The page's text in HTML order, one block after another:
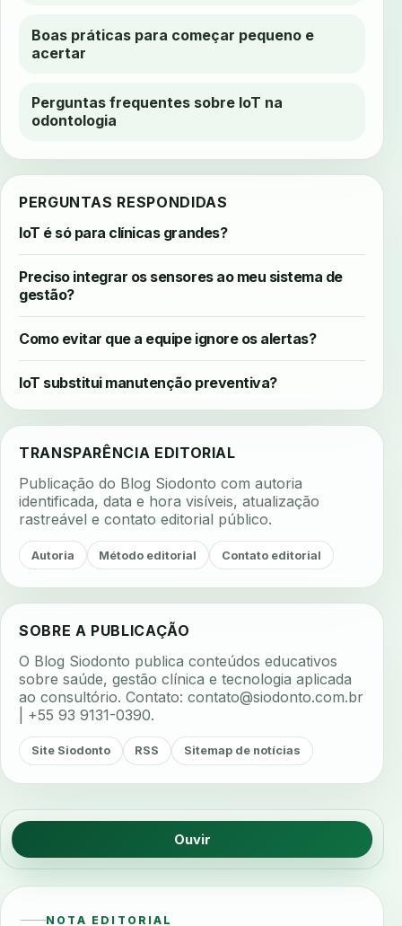
Boas práticas para começar pequeno e
acertar
Perguntas frequentes sobre IoT na
odontologia
PERGUNTAS RESPONDIDAS
IoT é só para clínicas grandes?
Preciso integrar os sensores ao meu sistema de
gestão?
Como evitar que a equipe ignore os alertas?
IoT substitui manutenção preventiva?
TRANSPARÊNCIA EDITORIAL
Publicação do Blog Siodonto com autoria
identificada, data e hora visíveis, atualização
rastreável e contato editorial público.
Autoria Método editorial Contato editorial
SOBRE A PUBLICAÇÃO
O Blog Siodonto publica conteúdos educativos
sobre saúde, gestão clínica e tecnologia aplicada
ao consultório. Contato: contato@siodonto.com.br
| +55 93 9131-0390.
Site Siodonto RSS Sitemap de notícias
Ouvir
NOTA EDITORIAL